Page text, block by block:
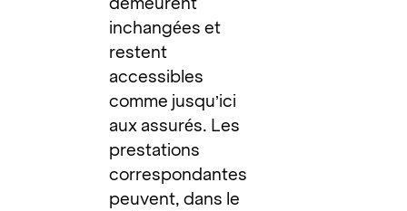
inchangées et
restent
accessibles
comme jusqu’ici
aux assurés. Les
prestations
correspondantes
peuvent, dans le